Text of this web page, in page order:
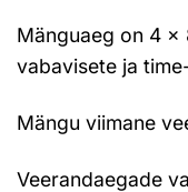
Mänguaeg on 4 ×
vabavisete ja
Mängu viimane
Veerandaegade